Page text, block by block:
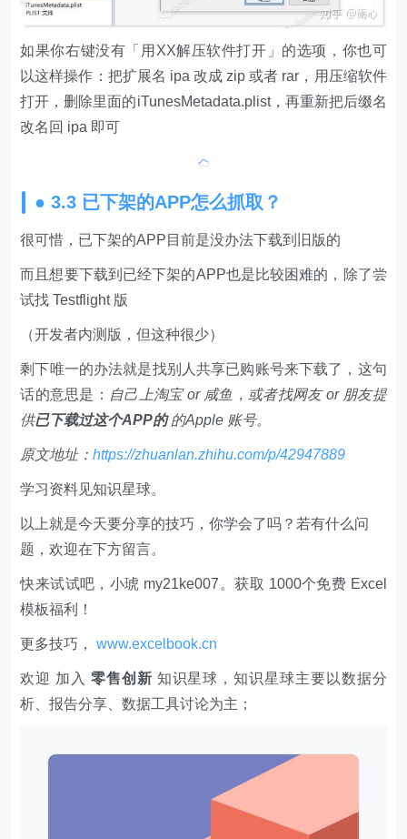
如果你右键没有「用XX解压软件打开」的选项，你也可
以这样操作：把扩展名 ipa 改成 zip 或者 rar，用压缩软件
打开，删除里面的iTunesMetadata.plist，再重新把后缀名
改名回 ipa 即可
● 3.3 已下架的APP怎么抓取？
很可惜，已下架的APP目前是没办法下载到旧版的
而且想要下载到已经下架的APP也是比较困难的，除了尝
试找 Testflight 版
（开发者内测版，但这种很少）
剩下唯一的办法就是找别人共享已购账号来下载了，这句
话的意思是： 自己上淘宝 or 咸鱼，或者找网友 or 朋友提
供已下载过这个APP的 的Apple 账号。
原文地址：https://zhuanlan.zhihu.com/p/42947889
学习资料见知识星球。
以上就是今天要分享的技巧，你学会了吗？若有什么问
题，欢迎在下方留言。
快来试试吧，小琥 my21ke007。获取 1000个免费 Excel
模板福利​​​​！
更多技巧，www.excelbook.cn
欢迎 加入 零售创新 知识星球，知识星球主要以数据分
析、报告分享、数据工具讨论为主；